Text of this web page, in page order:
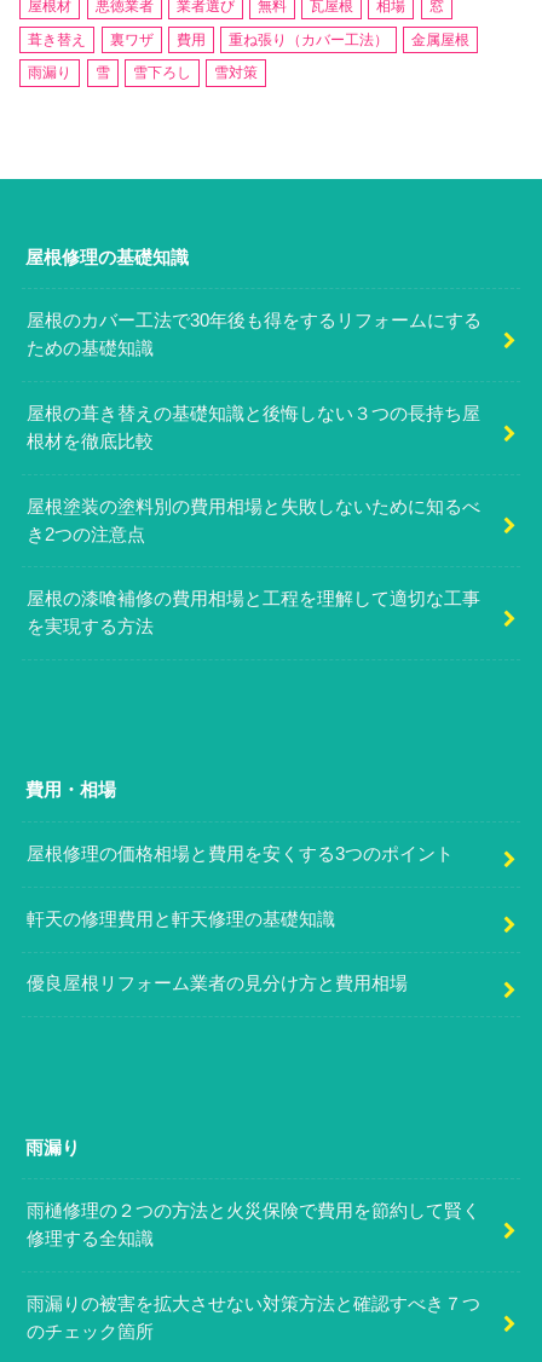
屋根材
悪徳業者 業者選び 無料 瓦屋根 相場
窓
葺き替え
裏ワザ 費用 重ね張り（カバー工法）
金属屋根
雨漏り
雪 雪下ろし 雪対策
屋根修理の基礎知識
屋根のカバー工法で30年後も得をするリフォームにする
ための基礎知識
屋根の葺き替えの基礎知識と後悔しない３つの長持ち屋
根材を徹底比較
屋根塗装の塗料別の費用相場と失敗しないために知るべ
き2つの注意点
屋根の漆喰補修の費用相場と工程を理解して適切な工事
を実現する方法
費用・相場
屋根修理の価格相場と費用を安くする3つのポイント
軒天の修理費用と軒天修理の基礎知識
優良屋根リフォーム業者の見分け方と費用相場
雨漏り
雨樋修理の２つの方法と火災保険で費用を節約して賢く
修理する全知識
雨漏りの被害を拡大させない対策方法と確認すべき７つ
のチェック箇所